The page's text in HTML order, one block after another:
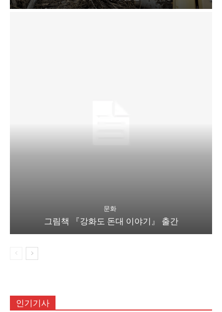
문화
그림책 『강화도 돈대 이야기』 출간
인기기사